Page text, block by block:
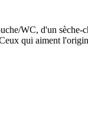
WC, d'un
qui aiment